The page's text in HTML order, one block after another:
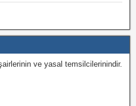
ve yasal temsilcilerinindir.